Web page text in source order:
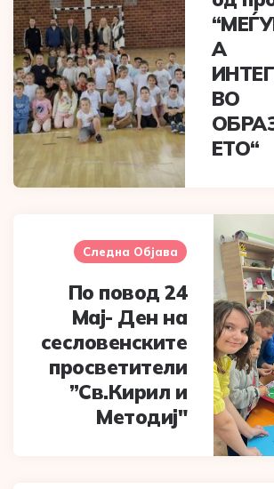
А
ВО
ЕТО“
Следна Објава
По повод 24
Мај- Ден на
сесловенските
просветители
”Св.Кирил и
Методиј"